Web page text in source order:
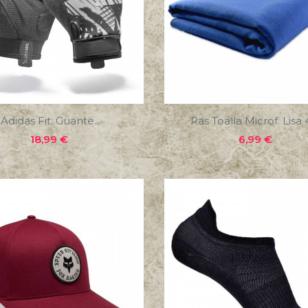
Adidas Fit. Guante...
Precio
18,99 €
Ras Toalla Microf. Lisa
Precio
6,99 €